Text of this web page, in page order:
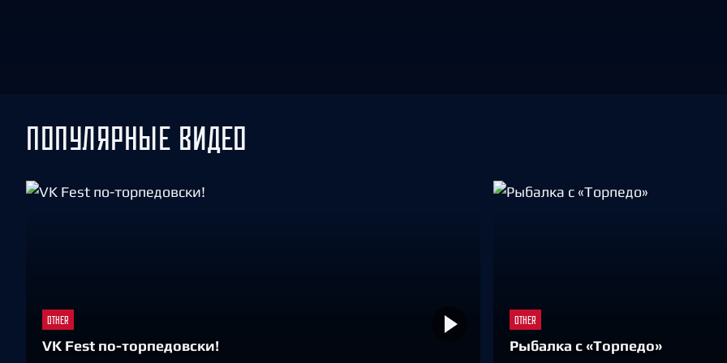
ПОПУЛЯРНЫЕ ВИДЕО
OTHER
VK Fest по-торпедовски!
OTHER
Рыбалка с «Торпедо»